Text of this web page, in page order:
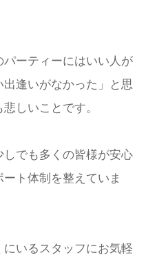
ーティーにはいい人が
逢いがなかった」と思
しいことです。
でも多くの皆様が安心
ト体制を整えていま
いるスタッフにお気軽